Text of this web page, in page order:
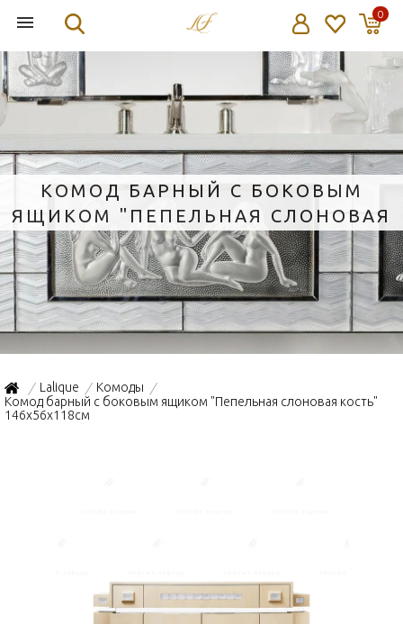
0
КОМОД БАРНЫЙ С БОКОВЫМ
ЯЩИКОМ "ПЕПЕЛЬНАЯ СЛОНОВАЯ
КОСТЬ" 146X56X118СМ
/ Lalique / Комоды /
Комод барный с боковым ящиком "Пепельная слоновая кость"
146x56x118см